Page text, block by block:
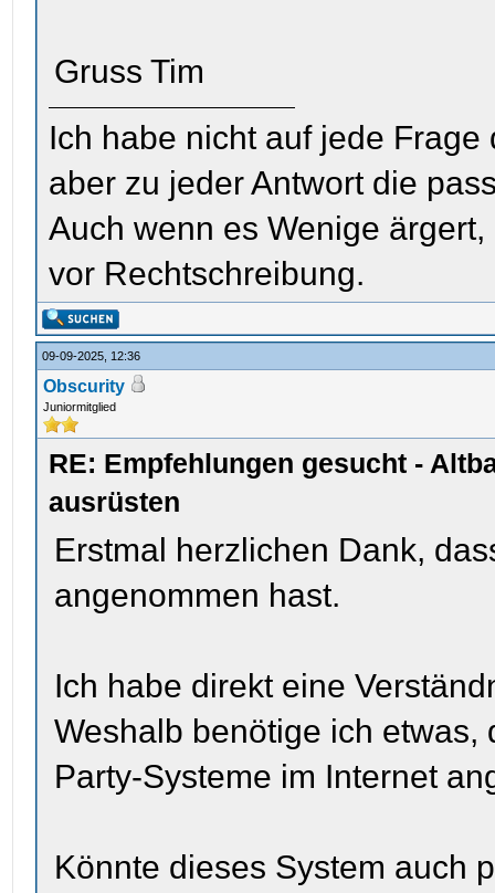
Gruss Tim
Ich habe nicht auf jede
aber zu jeder Antwort die
Auch wenn es Wenige
vor Rechtschreibung.
09-09-2025, 12:36
Obscurity
Juniormitglied
RE: Empfehlungen gesucht -
ausrüsten
Erstmal herzlichen Dank,
angenommen hast.
Ich habe direkt eine
Weshalb benötige ich etwas,
Party-Systeme im Internet
Könnte dieses System auch